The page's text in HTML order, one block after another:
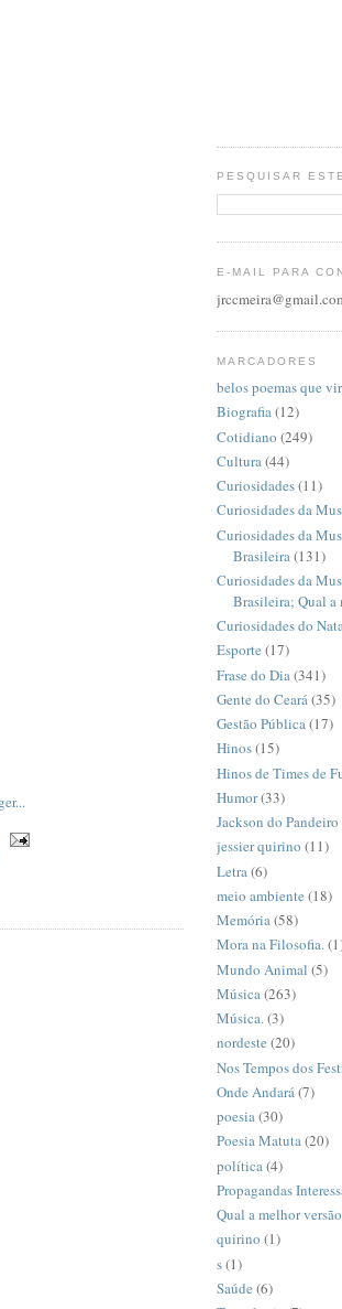
PESQUISAR
E-MAIL PARA
MARCADORES
belos poemas que
Biografia(12)
Cotidiano (249)
Cultura(44)
Curiosidades(11)
Curiosidades da
Curiosidades da
Brasileira(131)
Curiosidades da
Brasileira; Qual a
Curiosidades do
Esporte (17)
Frase do Dia(341)
Gente do Ceará(35)
Gestão Pública(17)
Hinos(15)
Hinos de Times de
Humor(33)
Jackson do Pandeiro
jessier quirino (11)
Letra(6)
meio ambiente (18)
Memória(58)
Mora na Filosofia.
Mundo Animal (5)
Música(263)
Música.(3)
nordeste (20)
Nos Tempos dos
Onde Andará(7)
poesia(30)
Poesia Matuta(20)
política(4)
Propagandas
Qual a melhor
quirino (1)
s(1)
Saúde (6)